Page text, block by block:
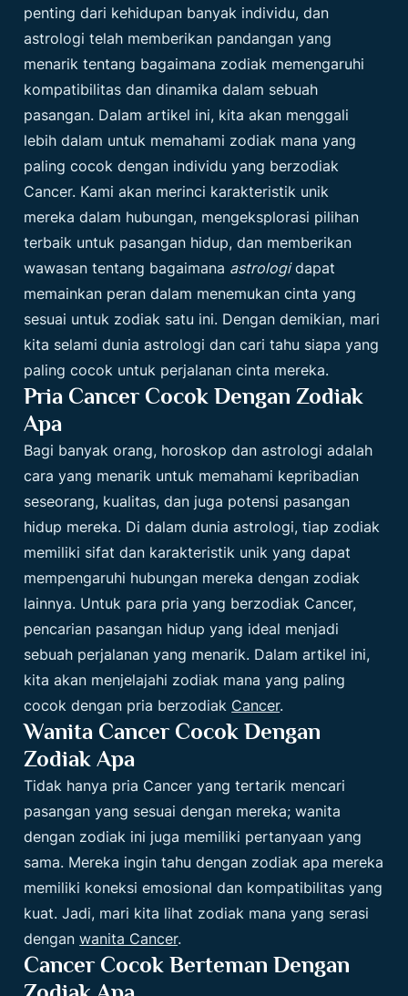
penting dari kehidupan banyak individu, dan
astrologi telah memberikan pandangan yang
menarik tentang bagaimana zodiak memengaruhi
kompatibilitas dan dinamika dalam sebuah
pasangan. Dalam artikel ini, kita akan menggali
lebih dalam untuk memahami zodiak mana yang
paling cocok dengan individu yang berzodiak
Cancer. Kami akan merinci karakteristik unik
mereka dalam hubungan, mengeksplorasi pilihan
terbaik untuk pasangan hidup, dan memberikan
wawasan tentang bagaimana astrologidapat
memainkan peran dalam menemukan cinta yang
sesuai untuk zodiak satu ini. Dengan demikian, mari
kita selami dunia astrologi dan cari tahu siapa yang
paling cocok untuk perjalanan cinta mereka.
Pria Cancer Cocok Dengan Zodiak
Apa
Bagi banyak orang, horoskop dan astrologi adalah
cara yang menarik untuk memahami kepribadian
seseorang, kualitas, dan juga potensi pasangan
hidup mereka. Di dalam dunia astrologi, tiap zodiak
memiliki sifat dan karakteristik unik yang dapat
mempengaruhi hubungan mereka dengan zodiak
lainnya. Untuk para pria yang berzodiak Cancer,
pencarian pasangan hidup yang ideal menjadi
sebuah perjalanan yang menarik. Dalam artikel ini,
kita akan menjelajahi zodiak mana yang paling
cocok dengan pria berzodiak Cancer.
Wanita Cancer Cocok Dengan
Zodiak Apa
Tidak hanya pria Cancer yang tertarik mencari
pasangan yang sesuai dengan mereka; wanita
dengan zodiak ini juga memiliki pertanyaan yang
sama. Mereka ingin tahu dengan zodiak apa mereka
memiliki koneksi emosional dan kompatibilitas yang
kuat. Jadi, mari kita lihat zodiak mana yang serasi
denganwanita Cancer.
Cancer Cocok Berteman Dengan